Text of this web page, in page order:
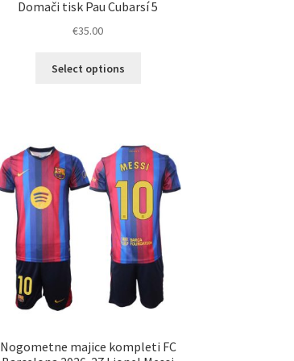
Domači tisk Pau Cubarsí 5
€35.00
Select options
Možnosti
lahko
izberete
strani
izdelka
Nogometne majice kompleti FC